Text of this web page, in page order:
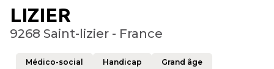
LIZIER
9268 Saint-lizier - France
Médico-social Handicap Grand âge